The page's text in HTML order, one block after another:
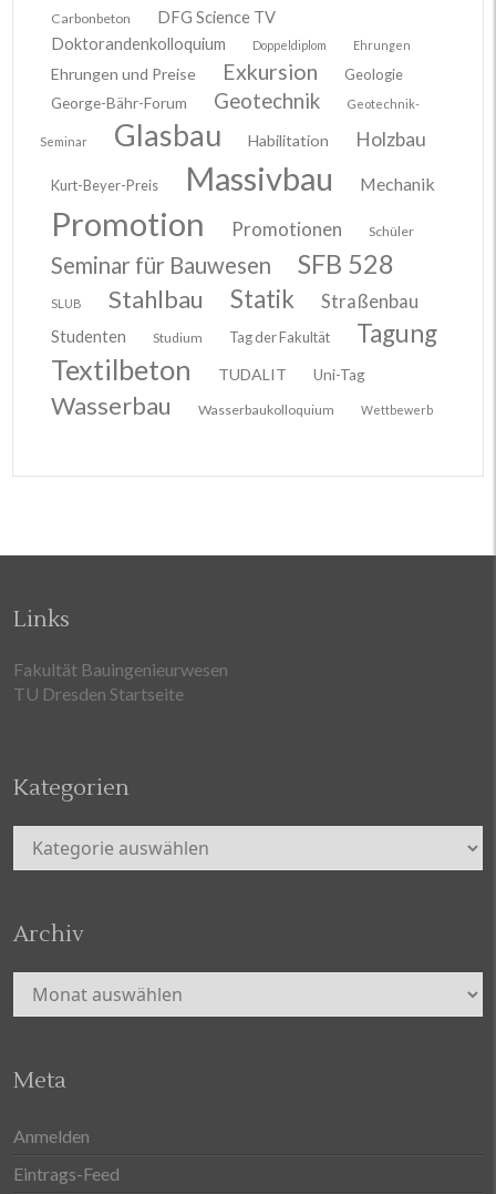
Carbonbeton
DFG Science TV
Doktorandenkolloquium
Doppeldiplom Ehrungen
Ehrungen und Preise Exkursion
Geologie
George-Bähr-Forum
Geotechnik Geotechnik-
Seminar Glasbau Habilitation Holzbau
Kurt-Beyer-Preis Massivbau Mechanik
Promotion Promotionen Schüler
Seminar für Bauwesen SFB 528
SLUB Stahlbau Statik Straßenbau
Studenten Studium Tag der Fakultät Tagung
Textilbeton TUDALIT Uni-Tag
Wasserbau Wasserbaukolloquium Wettbewerb
Links
Fakultät Bauingenieurwesen
TU Dresden Startseite
Kategorien
Kategorien
Archiv
Archiv
Meta
Anmelden
Eintrags-Feed